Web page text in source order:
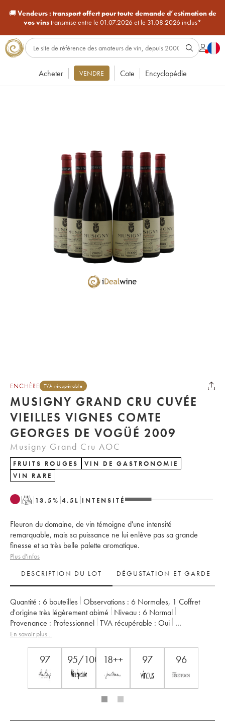
🚚Vendeurs : transport offert pour toute demande d’estimation de
vos vinstransmise entre le 01.07.2026 et le 31.08.2026 inclus*
Acheter VENDRE Cote Encyclopédie
ENCHÈRE TVA récupérable
MUSIGNY GRAND CRU CUVÉE
VIEILLES VIGNES COMTE
GEORGES DE VOGÜÉ 2009
Musigny Grand Cru AOC
FRUITS ROUGES
VIN DE GASTRONOMIE
VIN RARE
T 13.5% 4.5 L INTENSITÉ
Fleuron du domaine, de vin témoigne d'une intensité
remarquable, mais sa puissance ne lui enlève pas sa grande
finesse et sa très belle palette aromatique.
Plus d'infos
DESCRIPTION DU LOT
DÉGUSTATION ET GARDE
Quantité : 6 bouteilles Observations : 6 Normales, 1 Coffret
d'origine très légèrement abimé
Niveau : 6 Normal
Provenance :
professionnel TVA récupérable :
oui
Région :
Bourgogne
En savoir plus...
97 95/100 18++ 97 96